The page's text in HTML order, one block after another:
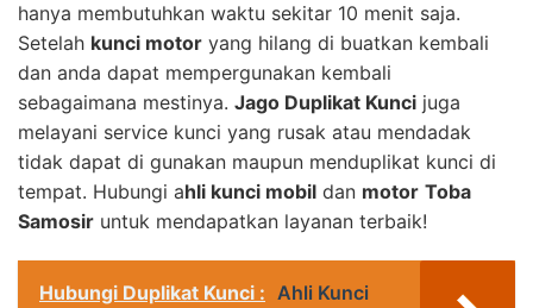
hanya membutuhkan waktu sekitar 10 menit saja.
Setelah kunci motor yang hilang di buatkan kembali
dan anda dapat mempergunakan kembali
sebagaimana mestinya. Jago Duplikat Kunci juga
melayani service kunci yang rusak atau mendadak
tidak dapat di gunakan maupun menduplikat kunci di
tempat. Hubungi ahli kunci mobil dan motor Toba
Samosir untuk mendapatkan layanan terbaik!
Hubungi Duplikat Kunci : Ahli Kunci